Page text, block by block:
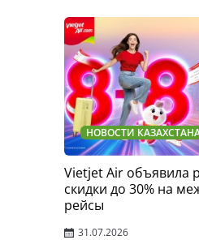
НОВОСТИ
Vietjet Air объявила
скидки до 30% на
рейсы
31.07.2026